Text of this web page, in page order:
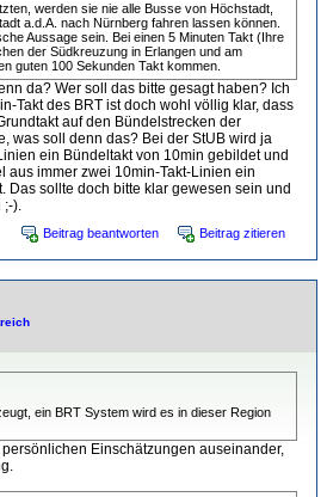
werden sie nie alle Busse von Höchstadt,
a.d.A. nach Nürnberg fahren lassen können.
Aussage sein. Bei einen 5 Minuten Takt (Ihre
der Südkreuzung in Erlangen und am
guten 100 Sekunden Takt kommen.
da? Wer soll das bitte gesagt haben? Ich
Takt des BRT ist doch wohl völlig klar, dass
auf den Bündelstrecken der
was soll denn das? Bei der StUB wird ja
ein Bündeltakt von 10min gebildet und
aus immer zwei 10min-Takt-Linien ein
Das sollte doch bitte klar gewesen sein und
;-).
Beitrag beantworten Beitrag zitieren
ein BRT System wird es in dieser Region
Einschätzungen auseinander,